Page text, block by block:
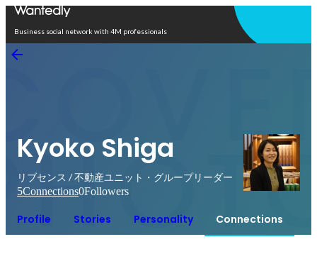
Business social network with 4M professionals
Kyoko Shiga
リブセンス / 不動産ユニット・グループリーダー
5Connections0Followers
Profile Stories Personality Connections